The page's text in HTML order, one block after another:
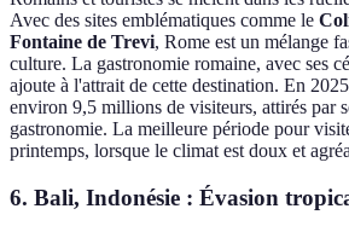
Avec des sites emblématiques comme le
Fontaine de Trevi, Rome est un mélange
culture. La gastronomie romaine, avec ses
ajoute à l'attrait de cette destination. En
environ 9,5 millions de visiteurs, attirés par
gastronomie. La meilleure période pour
printemps, lorsque le climat est doux et
6. Bali, Indonésie : Évasion